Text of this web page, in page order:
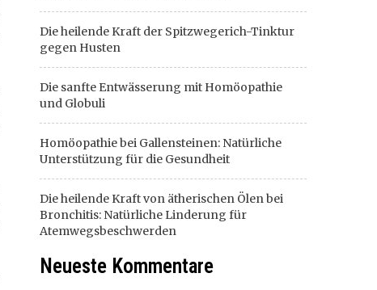
Die heilende Kraft der Spitzwegerich-Tinktur
gegen Husten
Die sanfte Entwässerung mit Homöopathie
und Globuli
Homöopathie bei Gallensteinen: Natürliche
Unterstützung für die Gesundheit
Die heilende Kraft von ätherischen Ölen bei
Bronchitis: Natürliche Linderung für
Atemwegsbeschwerden
Neueste Kommentare